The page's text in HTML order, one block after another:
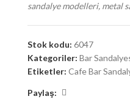
sandalye modelleri, metal
Stok kodu: 6047
Kategoriler: Bar
Etiketler: Cafe Bar
Paylaş: